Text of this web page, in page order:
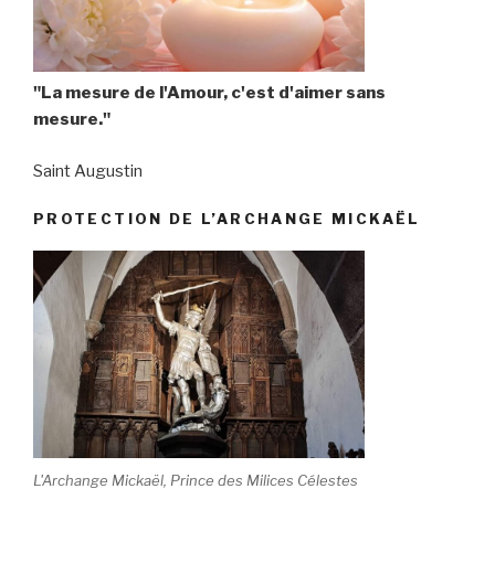
"La mesure de l'Amour, c'est d'aimer sans
mesure."
Saint Augustin
PROTECTION DE L’ARCHANGE MICKAËL
L'Archange Mickaël, Prince des Milices Célestes